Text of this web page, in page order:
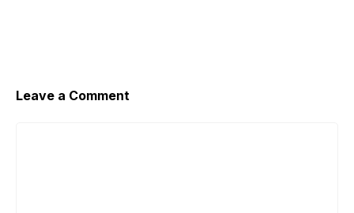
Leave a Comment